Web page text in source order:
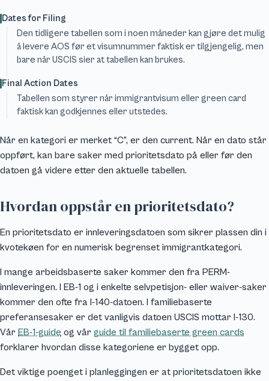
Dates for Filing
Den tidligere tabellen som i noen måneder kan gjøre det mulig
å levere AOS før et visumnummer faktisk er tilgjengelig, men
bare når USCIS sier at tabellen kan brukes.
Final Action Dates
Tabellen som styrer når immigrantvisum eller green card
faktisk kan godkjennes eller utstedes.
Når en kategori er merket “C”, er den current. Når en dato står
oppført, kan bare saker med prioritetsdato på eller før den
datoen gå videre etter den aktuelle tabellen.
Hvordan oppstår en prioritetsdato?
En prioritetsdato er innleveringsdatoen som sikrer plassen din i
kvotekøen for en numerisk begrenset immigrantkategori.
I mange arbeidsbaserte saker kommer den fra PERM-
innleveringen. I EB-1 og i enkelte selvpetisjon- eller waiver-saker
kommer den ofte fra I-140-datoen. I familiebaserte
preferansesaker er det vanligvis datoen USCIS mottar I-130.
Vår EB-1-guide og vår guide til familiebaserte green cards
forklarer hvordan disse kategoriene er bygget opp.
Det viktige poenget i planleggingen er at prioritetsdatoen ikke